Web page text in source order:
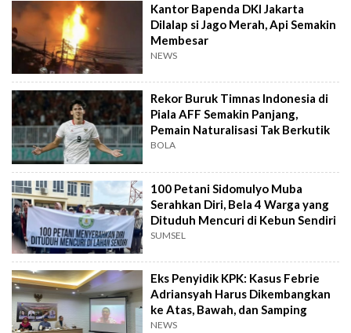
Kantor Bapenda DKI Jakarta
Dilalap si Jago Merah, Api Semakin
Membesar
NEWS
Rekor Buruk Timnas Indonesia di
Piala AFF Semakin Panjang,
Pemain Naturalisasi Tak Berkutik
BOLA
100 Petani Sidomulyo Muba
Serahkan Diri, Bela 4 Warga yang
Dituduh Mencuri di Kebun Sendiri
SUMSEL
Eks Penyidik KPK: Kasus Febrie
Adriansyah Harus Dikembangkan
ke Atas, Bawah, dan Samping
NEWS